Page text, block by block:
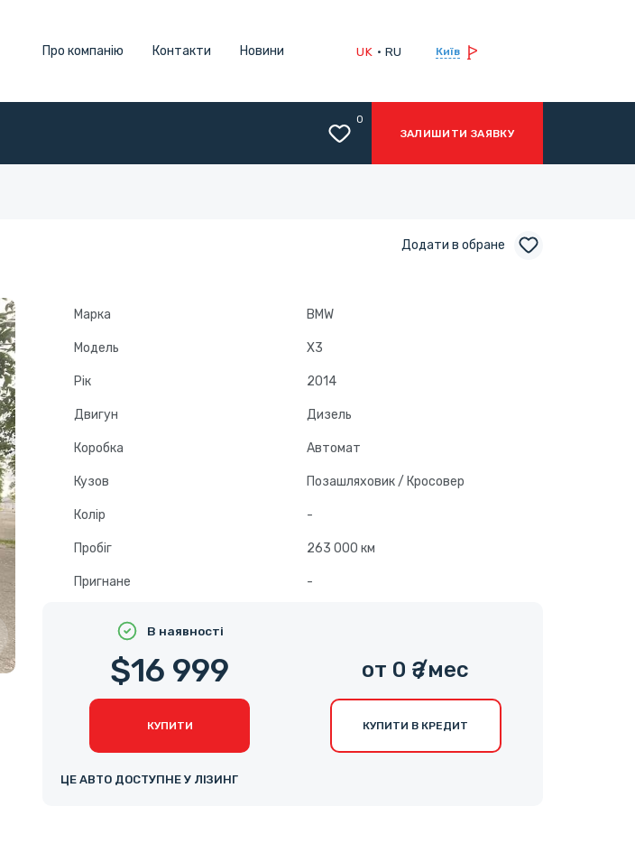
Про компанію Контакти Новини UK RU Київ
0
ЗАЛИШИТИ ЗАЯВКУ
Додати в обране
Марка BMW
Модель X3
Рік 2014
Двигун Дизель
Коробка Автомат
Кузов Позашляховик / Кросовер
Колір -
Пробіг 263 000 км
Пригнане -
В наявності
$16 999
КУПИТИ
от 0 ₴ /мес
КУПИТИ В КРЕДИТ
ЦЕ АВТО ДОСТУПНЕ У ЛІЗИНГ